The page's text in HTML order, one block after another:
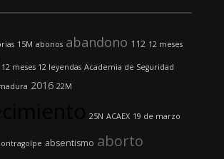
15M abonos abandono 112 12 meses
12 meses 12 leyendas Academia de Seguridad
2016 22M
25N ACAEX 19 de marzo
absentismo aborto